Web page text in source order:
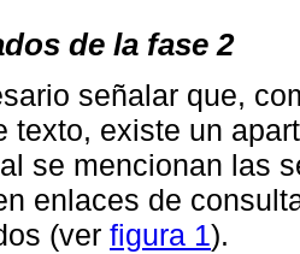
de la fase 2
señalar que,
texto, existe un
se mencionan las
enlaces de
(ver figura 1).